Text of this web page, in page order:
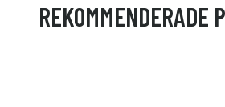
REKOMMENDERADE